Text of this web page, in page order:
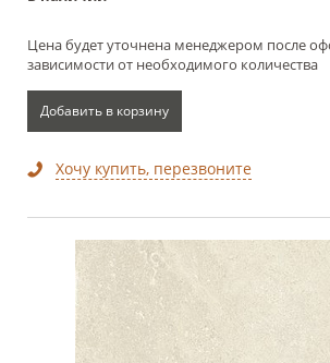
Цена будет уточнена менеджером после
зависимости от необходимого количества
Добавить в корзину
Хочу купить, перезвоните